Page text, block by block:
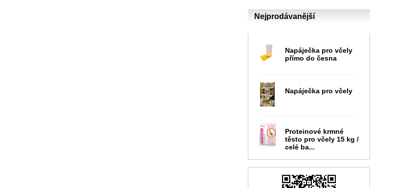
Nejprodávanější
Napáječka pro včely
přímo do česna
Napáječka pro včely
Proteinové krmné
těsto pro včely 15 kg /
celé ba...